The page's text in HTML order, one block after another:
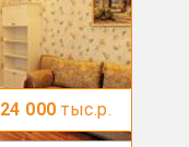
24 000 тыс.р.